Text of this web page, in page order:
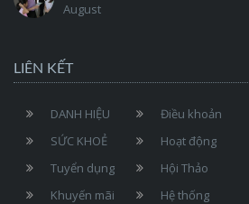
August
LIÊN KẾT
DANH HIỆU
SỨC KHOẺ
Tuyển dụng
Khuyến mãi
Điều khoản
Hoạt động
Hội Thảo
Hệ thống